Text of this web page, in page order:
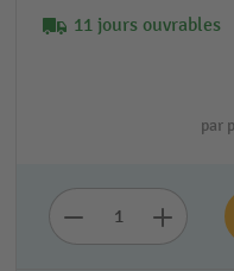
Lire la
11 jours ouvrables
par